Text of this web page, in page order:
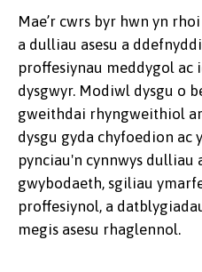
Mae’r cwrs byr hwn yn
a dulliau asesu a
proffesiynau meddygol ac
dysgwyr. Modiwl dysgu o
gweithdai rhyngweithiol
dysgu gyda chyfoedion ac
pynciau'n cynnwys dulliau
gwybodaeth, sgiliau
proffesiynol, a
megis asesu rhaglennol.